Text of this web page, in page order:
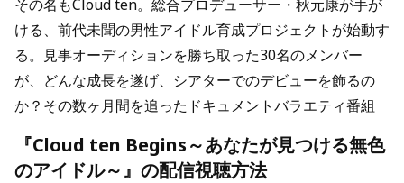
その名もCloud ten。総合プロデューサー・秋元康が手が
ける、前代未聞の男性アイドル育成プロジェクトが始動す
る。見事オーディションを勝ち取った30名のメンバー
が、どんな成長を遂げ、シアターでのデビューを飾るの
か？その数ヶ月間を追ったドキュメントバラエティ番組
『Cloud ten Begins～あなたが見つける無色
のアイドル～』の配信視聴方法